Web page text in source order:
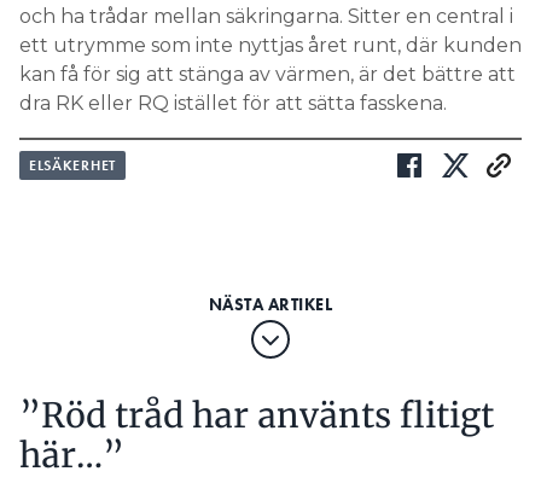
och ha trådar mellan säkringarna. Sitter en central i
ett utrymme som inte nyttjas året runt, där kunden
kan få för sig att stänga av värmen, är det bättre att
dra RK eller RQ istället för att sätta fasskena.
ELSÄKERHET
”Röd tråd har använts flitigt
här…”